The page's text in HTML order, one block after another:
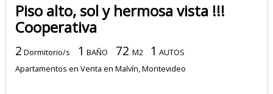
Piso alto, sol y hermosa vista !!!
Cooperativa
2 Dormitorio/s 1 BAÑO 72 M2 1 AUTOS
Apartamentos en Venta en Malvín, Montevideo